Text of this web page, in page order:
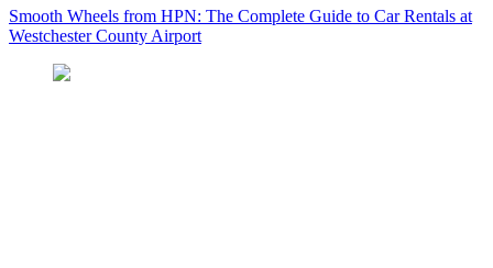
Smooth Wheels from HPN: The Complete Guide to Car Rentals at
Westchester County Airport